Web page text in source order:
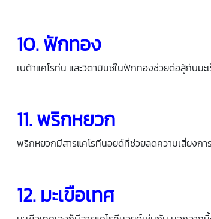
10. ฟักทอง
เบต้าแคโรทีน และวิตามินซีในฟักทองช่วยต่อสู้กับมะ
11. พริกหยวก
พริกหยวกมีสารแคโรทีนอยด์ที่ช่วยลดความเสี่ยงก
12. มะเขือเทศ